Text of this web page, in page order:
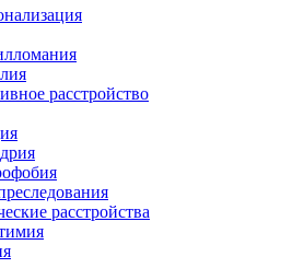
расстройство
расстройства